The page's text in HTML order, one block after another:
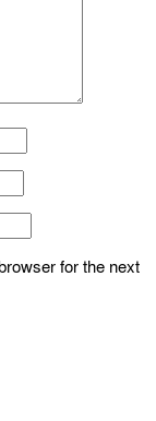
for the next